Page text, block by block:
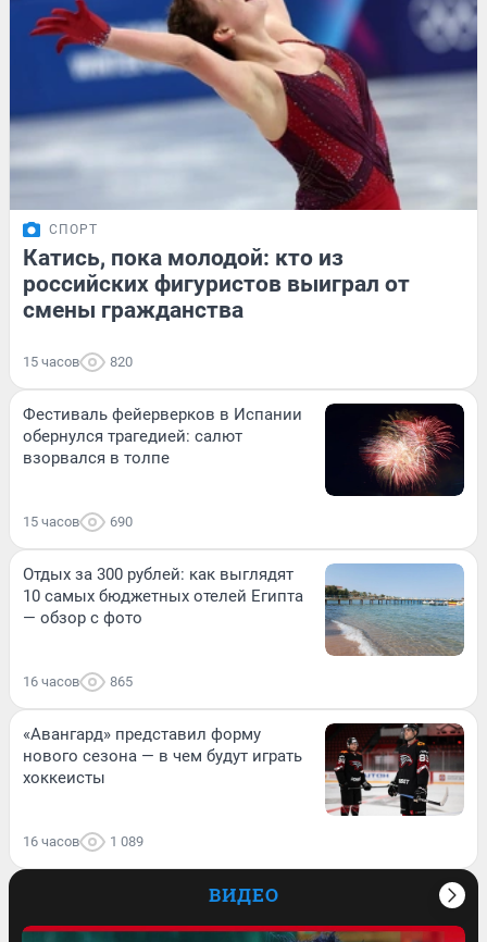
СПОРТ
Катись, пока молодой: кто из
российских фигуристов выиграл от
смены гражданства
15 часов 820
Фестиваль фейерверков в Испании
обернулся трагедией: салют
взорвался в толпе
15 часов 690
Отдых за 300 рублей: как выглядят
10 самых бюджетных отелей Египта
— обзор с фото
16 часов 865
«Авангард» представил форму
нового сезона — в чем будут играть
хоккеисты
16 часов 1 089
ВИДЕО